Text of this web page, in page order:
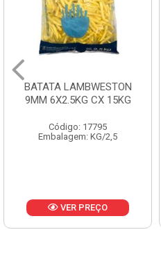
BATATA LAMBWESTON
9MM 6X2.5KG CX 15KG
Código: 17795
Embalagem: KG/2,5
VER PREÇO